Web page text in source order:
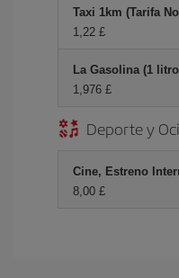
Taxi 1km (Tarifa
1,22 £
La Gasolina (1
1,976 £
Deporte y
Cine, Estreno
8,00 £